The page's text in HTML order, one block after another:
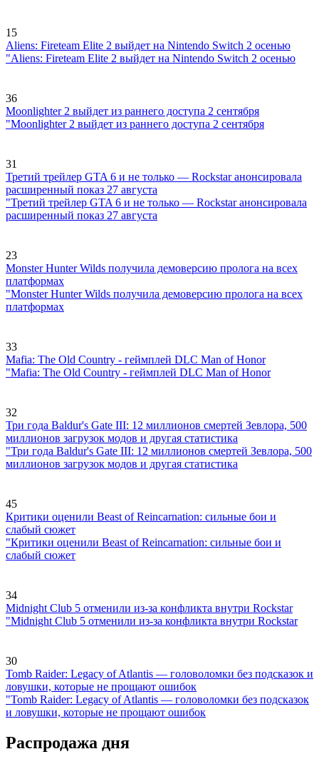
15
Aliens: Fireteam Elite 2 выйдет на Nintendo Switch 2 осенью
"Aliens: Fireteam Elite 2 выйдет на Nintendo Switch 2 осенью
36
Moonlighter 2 выйдет из раннего доступа 2 сентября
"Moonlighter 2 выйдет из раннего доступа 2 сентября
31
Третий трейлер GTA 6 и не только — Rockstar анонсировала
расширенный показ 27 августа
"Третий трейлер GTA 6 и не только — Rockstar анонсировала
расширенный показ 27 августа
23
Monster Hunter Wilds получила демоверсию пролога на всех
платформах
"Monster Hunter Wilds получила демоверсию пролога на всех
платформах
33
Mafia: The Old Country - геймплей DLC Man of Honor
"Mafia: The Old Country - геймплей DLC Man of Honor
32
Три года Baldur's Gate III: 12 миллионов смертей Зевлора, 500
миллионов загрузок модов и другая статистика
"Три года Baldur's Gate III: 12 миллионов смертей Зевлора, 500
миллионов загрузок модов и другая статистика
45
Критики оценили Beast of Reincarnation: сильные бои и
слабый сюжет
"Критики оценили Beast of Reincarnation: сильные бои и
слабый сюжет
34
Midnight Club 5 отменили из-за конфликта внутри Rockstar
"Midnight Club 5 отменили из-за конфликта внутри Rockstar
30
Tomb Raider: Legacy of Atlantis — головоломки без подсказок и
ловушки, которые не прощают ошибок
"Tomb Raider: Legacy of Atlantis — головоломки без подсказок
и ловушки, которые не прощают ошибок
Распродажа дня